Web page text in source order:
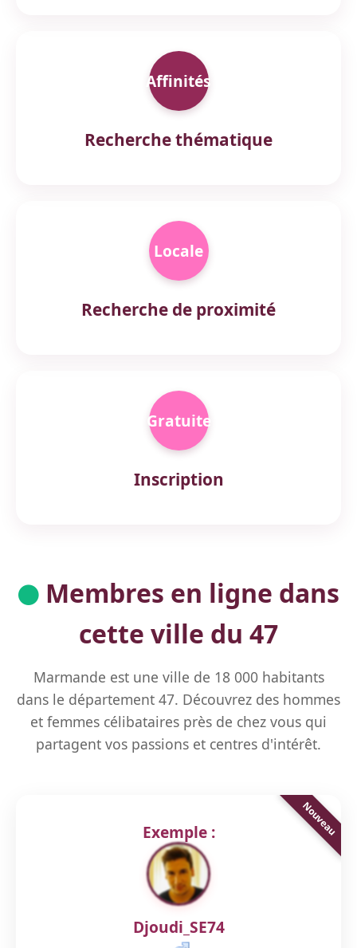
Affinités
Recherche thématique
Locale
Recherche de proximité
Gratuite
Inscription
Membres en ligne dans
cette ville du 47
Marmande est une ville de 18 000 habitants
dans le département 47. Découvrez des hommes
et femmes célibataires près de chez vous qui
partagent vos passions et centres d'intérêt.
Exemple :
Djoudi_SE74